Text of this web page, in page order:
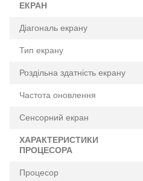
ЕКРАН
Діагональ екрану
Тип екрану
Роздільна здатність екрану
Частота оновлення
Сенсорний екран
ХАРАКТЕРИСТИКИ
ПРОЦЕСОРА
Процесор